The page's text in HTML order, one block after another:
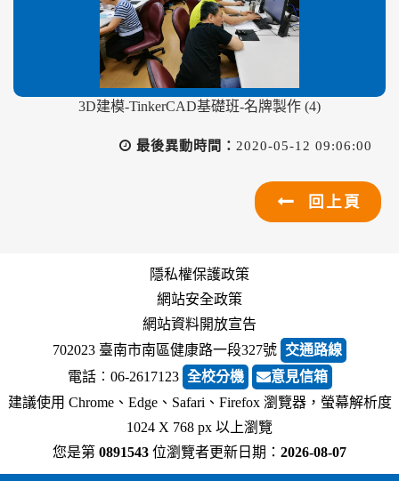
3D建模-TinkerCAD基礎班-名牌製作 (4)
最後異動時間： 2020-05-12 09:06:00
回上頁
隱私權保護政策
網站安全政策
網站資料開放宣告
702023 臺南市南區健康路一段327號 交通路線
電話︰06-2617123 全校分機
意見信箱
建議使用 Chrome、Edge、Safari、Firefox 瀏覽器，螢幕解析度
1024 X 768 px 以上瀏覽
您是第 0891543 位瀏覽者更新日期： 2026-08-07